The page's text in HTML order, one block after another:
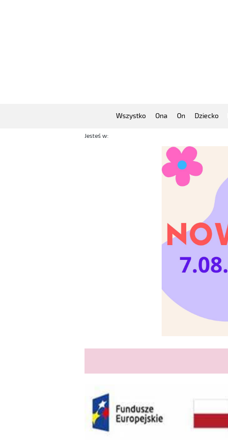
Wszystko Ona On Dziecko
Jesteś w: